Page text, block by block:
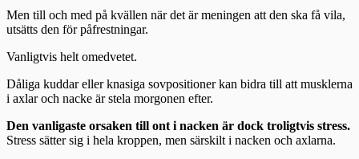
Men till och med på kvällen när det är meningen att den ska få vila,
utsätts den för påfrestningar.
Vanligtvis helt omedvetet.
Dåliga kuddar eller knasiga sovpositioner kan bidra till att musklerna
i axlar och nacke är stela morgonen efter.
Den vanligaste orsaken till ont i nacken är dock troligtvis stress.
Stress sätter sig i hela kroppen, men särskilt i nacken och axlarna.